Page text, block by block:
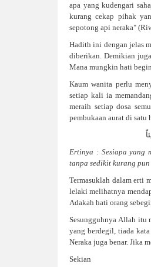
apa yang kudengari
kurang cekap pihak
sepotong api neraka"
Hadith ini dengan jelas
diberikan. Demikian
Mana mungkin hati
Kaum wanita perlu
setiap kali ia
meraih setiap dosa
pembukaan aurat di satu
Ertinya : Sesiapa yang
tanpa sedikit kurang
Termasuklah dalam erti
lelaki melihatnya
Adakah hati orang
Sesungguhnya Allah itu
yang berdegil, tiada
Neraka juga benar. Jika
Sekian